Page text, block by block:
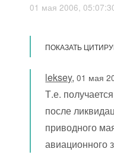
01 мая 2006,
ПОКАЗАТЬ
leksey,01 мая
Т.е.
после
приводного
авиационного